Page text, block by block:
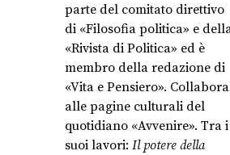
parte del comitato direttivo
di «Filosofia politica» e
«Rivista di Politica» ed è
membro della redazione di
«Vita e Pensiero». Collabora
alle pagine culturali del
quotidiano «Avvenire». Tra i
suoi lavori: Il potere della